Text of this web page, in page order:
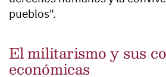
pueblos".
El militarismo y sus
económicas